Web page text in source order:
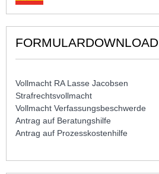
FORMULARDOWNLOAD
Vollmacht RA Lasse Jacobsen
Strafrechtsvollmacht
Vollmacht Verfassungsbeschwerde
Antrag auf Beratungshilfe
Antrag auf Prozesskostenhilfe